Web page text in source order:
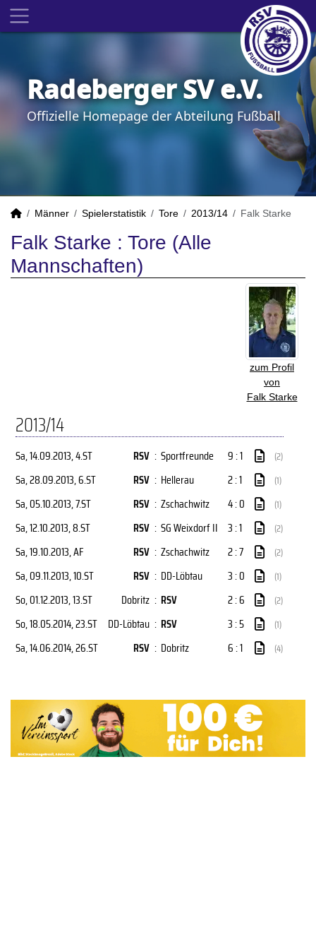
Radeberger SV e.V.
Offizielle Homepage der Abteilung Fußball
Männer Spielerstatistik Tore 2013/14 Falk Starke
Falk Starke : Tore (Alle
Mannschaften)
zum Profil
von
Falk Starke
2013/14
Sa, 14.09.2013, 4.ST RSV : Sportfreunde 9 : 1 (2)
Sa, 28.09.2013, 6.ST RSV : Hellerau 2 : 1 (1)
Sa, 05.10.2013, 7.ST RSV : Zschachwitz 4 : 0 (1)
Sa, 12.10.2013, 8.ST RSV : SG Weixdorf II 3 : 1 (2)
Sa, 19.10.2013, AF RSV : Zschachwitz 2 : 7 (2)
Sa, 09.11.2013, 10.ST RSV : DD-Löbtau 3 : 0 (1)
So, 01.12.2013, 13.ST Dobritz : RSV 2 : 6 (2)
So, 18.05.2014, 23.ST DD-Löbtau : RSV 3 : 5 (1)
Sa, 14.06.2014, 26.ST RSV : Dobritz 6 : 1 (4)